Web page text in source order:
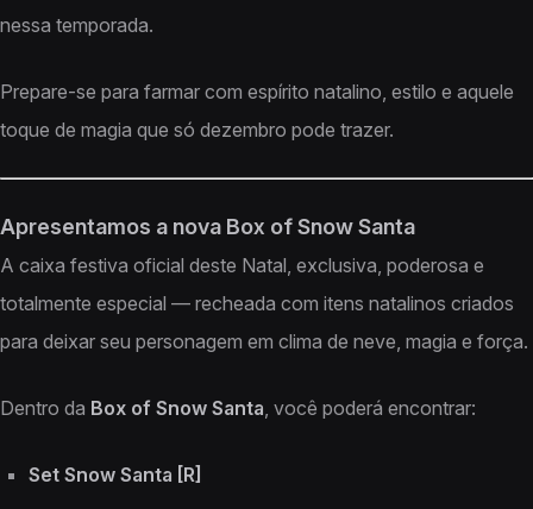
nessa temporada.
Prepare-se para farmar com espírito natalino, estilo e aquele
toque de magia que só dezembro pode trazer.
Apresentamos a nova Box of Snow Santa
A caixa festiva oficial deste Natal, exclusiva, poderosa e
totalmente especial — recheada com itens natalinos criados
para deixar seu personagem em clima de neve, magia e força.
Dentro da Box of Snow Santa, você poderá encontrar:
Set Snow Santa [R]